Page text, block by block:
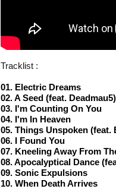
Tracklist :
01. Electric Dreams
02. A Seed (feat. Deadmau5)
03. I'm Counting On You
04. I'm In Heaven
05. Things Unspoken (feat.
06. I Found You
07. Kneeling Away From
08. Apocalyptical Dance
09. Sonic Expulsions
10. When Death Arrives